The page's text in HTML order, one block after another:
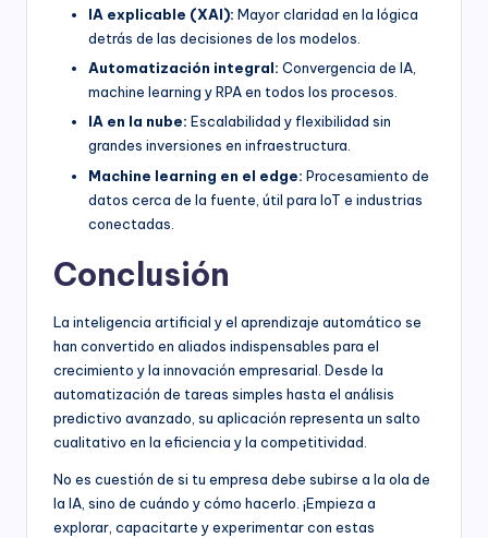
IA explicable (XAI): Mayor claridad en la lógica
detrás de las decisiones de los modelos.
Automatización integral: Convergencia de IA,
machine learning y RPA en todos los procesos.
IA en la nube: Escalabilidad y flexibilidad sin
grandes inversiones en infraestructura.
Machine learning en el edge: Procesamiento de
datos cerca de la fuente, útil para IoT e industrias
conectadas.
Conclusión
La inteligencia artificial y el aprendizaje automático se
han convertido en aliados indispensables para el
crecimiento y la innovación empresarial. Desde la
automatización de tareas simples hasta el análisis
predictivo avanzado, su aplicación representa un salto
cualitativo en la eficiencia y la competitividad.
No es cuestión de si tu empresa debe subirse a la ola de
la IA, sino de cuándo y cómo hacerlo. ¡Empieza a
explorar, capacitarte y experimentar con estas